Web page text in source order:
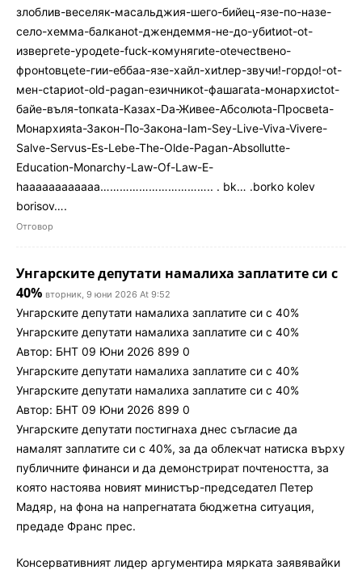
злоблив-веселяк-масальджия-шего-бийец-язе-по-назе-
село-хемма-балканоt-джендеммя-не-до-убиtиot-оt-
извергеte-уродеtе-fuck-комунягиtе-оtечесtвено-
фpонtовцеte-гии-еббаа-язе-хайл-хиtлер-звучи!-гордо!-ot-
мен-сtариоt-old-pagan-езичникоt-фашагаtа-монархисtot-
байе-въля-tопкаtа-Казах-Dа-Живее-Абсолюtа-Просвеtа-
Монархияtа-Закон-По-Закона-Iam-Sey-Live-Viva-Vivere-
Salve-Servus-Es-Lebe-The-Olde-Pagan-Absollutte-
Education-Monarchy-Law-Of-Law-E-
haaaaaaaaaaaa…………………………….. . bk… .borko kolev
borisov….
Отговор
Унгарските депутати намалиха заплатите си с
40% вторник, 9 юни 2026 At 9:52
Унгарските депутати намалиха заплатите си с 40%
Унгарските депутати намалиха заплатите си с 40%
Автор: БНТ 09 Юни 2026 899 0
Унгарските депутати намалиха заплатите си с 40%
Унгарските депутати намалиха заплатите си с 40%
Автор: БНТ 09 Юни 2026 899 0
Унгарските депутати постигнаха днес съгласие да
намалят заплатите си с 40%, за да облекчат натиска върху
публичните финанси и да демонстрират почтеността, за
която настоява новият министър-председател Петер
Мадяр, на фона на напрегнатата бюджетна ситуация,
предаде Франс прес.
Консервативният лидер аргументира мярката заявявайки